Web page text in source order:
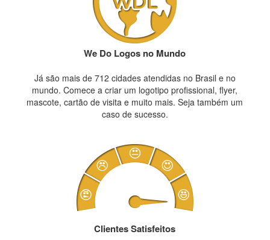
We Do Logos no Mundo
Já são mais de 712 cidades atendidas no Brasil e no
mundo. Comece a criar um logotipo profissional, flyer,
mascote, cartão de visita e muito mais. Seja também um
caso de sucesso.
Clientes Satisfeitos